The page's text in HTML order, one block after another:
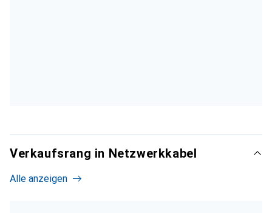
Verkaufsrang in Netzwerkkabel
Alle anzeigen